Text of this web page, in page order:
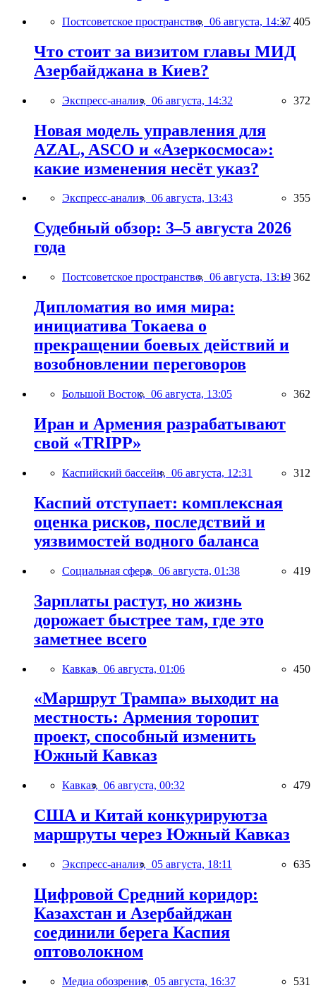
Постсоветское пространство, 06 августа, 14:37 405
Что стоит за визитом главы МИД
Азербайджана в Киев?
Экспресс-анализ, 06 августа, 14:32 372
Новая модель управления для
AZAL, ASCO и «Азеркосмоса»:
какие изменения несёт указ?
Экспресс-анализ, 06 августа, 13:43 355
Судебный обзор: 3–5 августа 2026
года
Постсоветское пространство, 06 августа, 13:19 362
Дипломатия во имя мира:
инициатива Токаева о
прекращении боевых действий и
возобновлении переговоров
Большой Восток, 06 августа, 13:05 362
Иран и Армения разрабатывают
свой «TRIPP»
Каспийский бассейн, 06 августа, 12:31 312
Каспий отступает: комплексная
оценка рисков, последствий и
уязвимостей водного баланса
Социальная сфера, 06 августа, 01:38 419
Зарплаты растут, но жизнь
дорожает быстрее там, где это
заметнее всего
Кавказ, 06 августа, 01:06 450
«Маршрут Трампа» выходит на
местность: Армения торопит
проект, способный изменить
Южный Кавказ
Кавказ, 06 августа, 00:32 479
США и Китай конкурируютза
маршруты через Южный Кавказ
Экспресс-анализ, 05 августа, 18:11 635
Цифровой Средний коридор:
Казахстан и Азербайджан
соединили берега Каспия
оптоволокном
Медиа обозрение, 05 августа, 16:37 531